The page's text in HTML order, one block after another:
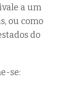
a um
ou como
do
se: